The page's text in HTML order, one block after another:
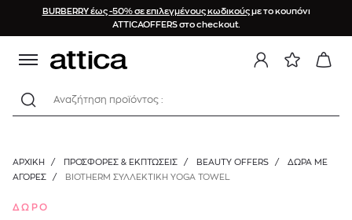
BURBERRY έως -50% σε επιλεγμένους κωδικούςμε το κουπόνι
ATTICAOFFERS στο checkout.
Αναζήτηση προϊόντος :
ΑΡΧΙΚΉ / ΠΡΟΣΦΟΡΕΣ & ΕΚΠΤΩΣΕΙΣ / BEAUTY OFFERS /
ΔΩΡΑ ΜΕ
ΑΓΟΡΕΣ
/ BIOTHERM ΣΥΛΛΕΚΤΙΚΗ YOGA TOWEL
ΔΩΡΟ